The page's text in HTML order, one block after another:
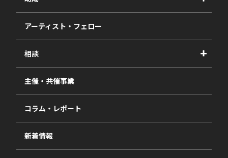
事業報告書
2027年度
2026年度
2025年度
2024年度
2023年度
過去の採択一覧
アーティスト・フェロー
相談
視察・ヒアリング・研究
相談依頼フォーム
主催・共催事業
コラム・レポート
新着情報